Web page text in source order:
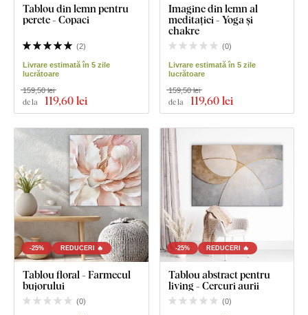
Tablou din lemn pentru
perete - Copaci
(2)
Livrare estimată în 5 zile
lucrătoare
de la 119,60 lei
159,50 lei
Imagine din lemn al
meditației - Yoga și
chakre
(0)
Livrare estimată în 5 zile
lucrătoare
de la 119,60 lei
159,50 lei
-25% REDUCERI 🔥
Tablou floral - Farmecul
bujorului
(0)
-25% REDUCERI 🔥
Tablou abstract pentru
living - Cercuri aurii
(0)